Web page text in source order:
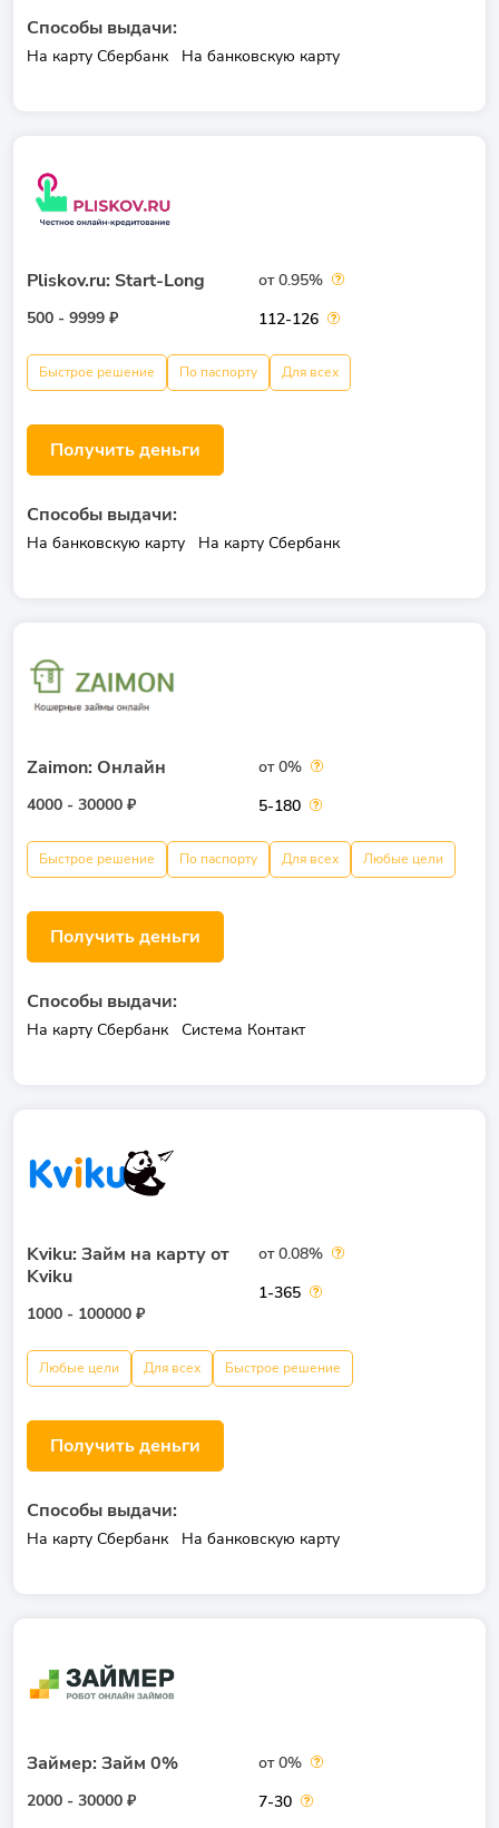
Способы выдачи:
На карту Сбербанк На банковскую карту
Pliskov.ru: Start-Long
500 - 9999 ₽
от 0.95%
112-126
Быстрое решение По паспорту Для всех
Получить деньги
Способы выдачи:
На банковскую карту На карту Сбербанк
Zaimon: Онлайн
4000 - 30000 ₽
от 0%
5-180
Быстрое решение По паспорту Для всех Любые цели
Получить деньги
Способы выдачи:
На карту Сбербанк Система Контакт
Kviku: Займ на карту от
Kviku
1000 - 100000 ₽
от 0.08%
1-365
Любые цели Для всех Быстрое решение
Получить деньги
Способы выдачи:
На карту Сбербанк На банковскую карту
Займер: Займ 0%
2000 - 30000 ₽
от 0%
7-30